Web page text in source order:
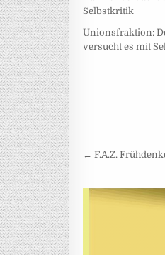
Unionsfraktion:
versucht es mit
← F.A.Z.